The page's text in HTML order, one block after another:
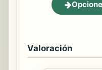
Valoración